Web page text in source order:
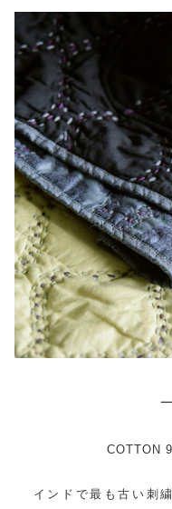
COTTON
インドで最も古い刺